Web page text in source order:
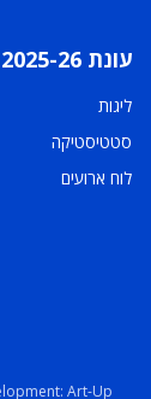
עונת 2025-26
ליגות
סטטיסטיקה
לוח ארועים
Art-Up